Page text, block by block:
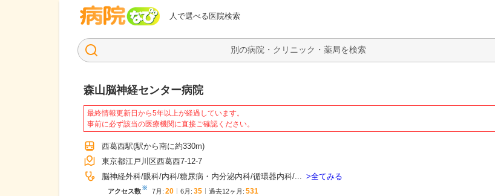
人で選べる医院検索
病院なび
検索
森山脳神経センター病院
最終情報更新日から5年以上が経過しています。
事前に必ず該当の医療機関に直接ご確認ください。
西葛西駅(駅から南に約330m)
東京都江戸川区西葛西7-12-7
脳神経外科 眼科 内科 糖尿病・内分泌内科 循環器内科 ... 全てみる
アクセス数※ 7月 : 20 6月 : 35 過去12ヶ月: 531